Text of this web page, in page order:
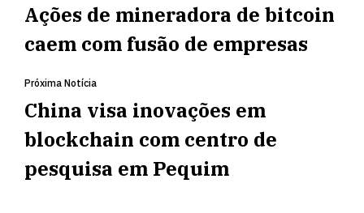
Ações de mineradora de bitcoin
caem com fusão de empresas
Próxima Notícia
China visa inovações em
blockchain com centro de
pesquisa em Pequim